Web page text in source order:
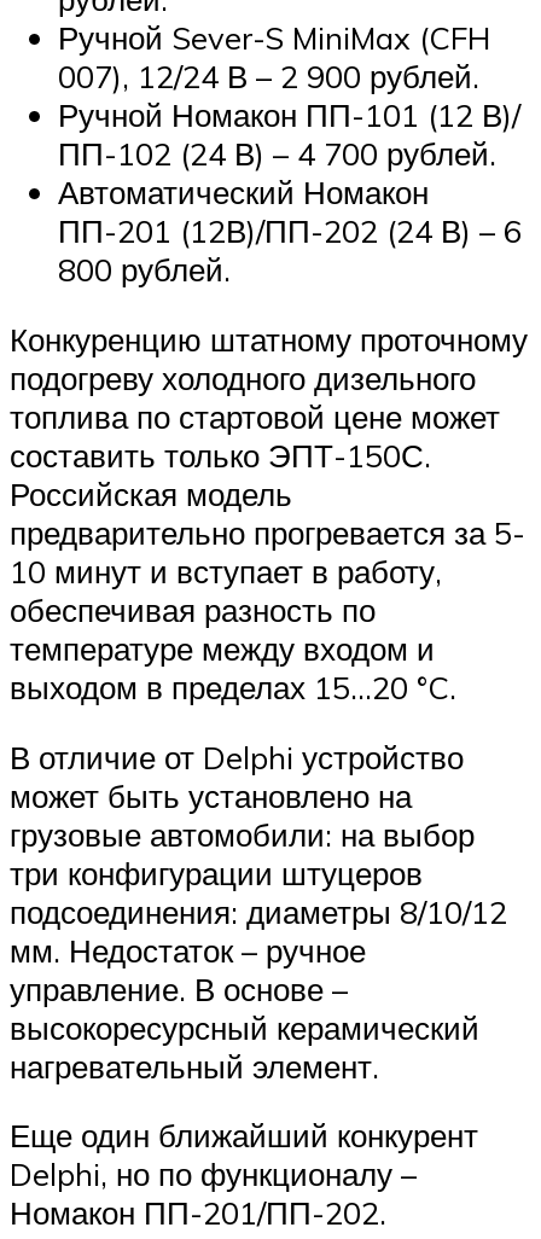
Ручной Sever-S MiniMax (CFH
007), 12/24 В – 2 900 рублей.
Ручной Номакон ПП-101 (12 В)/
ПП-102 (24 В) – 4 700 рублей.
Автоматический Номакон
ПП-201 (12В)/ПП-202 (24 В) – 6
800 рублей.
Конкуренцию штатному проточному
подогреву холодного дизельного
топлива по стартовой цене может
составить только ЭПТ-150С.
Российская модель
предварительно прогревается за 5-
10 минут и вступает в работу,
обеспечивая разность по
температуре между входом и
выходом в пределах 15…20 °C.
В отличие от Delphi устройство
может быть установлено на
грузовые автомобили: на выбор
три конфигурации штуцеров
подсоединения: диаметры 8/10/12
мм. Недостаток – ручное
управление. В основе –
высокоресурсный керамический
нагревательный элемент.
Еще один ближайший конкурент
Delphi, но по функционалу –
Номакон ПП-201/ПП-202.